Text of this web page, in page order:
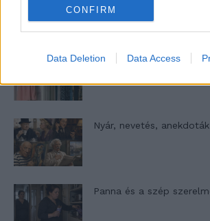
CONFIRM
Data Deletion Data Access
A világ legismertebb
Nyár, nevetés, anekdoták
Panna és a szép